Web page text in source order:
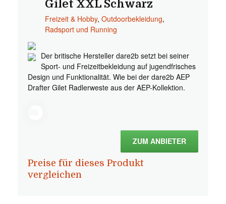
Gilet XXL Schwarz
Freizeit & Hobby, Outdoorbekleidung,
Radsport und Running
Der britische Hersteller dare2b setzt bei seiner
Sport- und Freizeitbekleidung auf jugendfrisches
Design und Funktionalität. Wie bei der dare2b AEP
Drafter Gilet Radlerweste aus der AEP-Kollektion.
ZUM ANBIETER
Preise für dieses Produkt
vergleichen